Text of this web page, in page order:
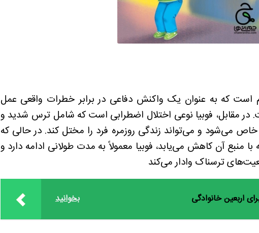
که به عنوان یک واکنش دفاعی در برابر خطرات واقعی عمل
در مقابل، فوبیا نوعی اختلال اضطرابی است که شامل ترس شدید و
می‌شود و می‌تواند زندگی روزمره فرد را مختل کند. در حالی که
منبع آن کاهش می‌یابد، فوبیا معمولاً به مدت طولانی ادامه دارد و
ترسناک وادار می‌کند
بخوانید اربعین خانوادگی